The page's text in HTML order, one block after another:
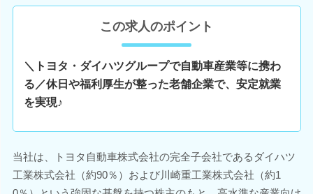
この求人のポイント
＼トヨタ・ダイハツグループで自動車産業等に携わ
る／休日や福利厚生が整った老舗企業で、安定就業
を実現♪
当社は、トヨタ自動車株式会社の完全子会社であるダイハツ
工業株式会社（約90％）および川崎重工業株式会社（約1